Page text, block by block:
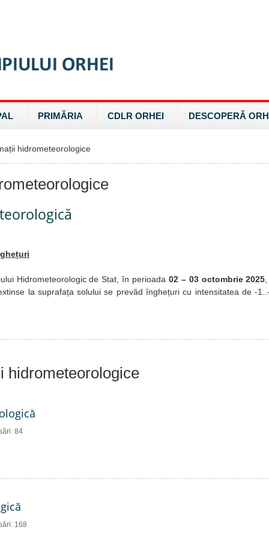
PRIMĂRIA CDLR ORHEI DESCOPERĂ
hidrometeorologice
Hidrometeorologic de Stat, în perioada 02 – 03 octombrie 2025
la suprafața solului se prevăd înghețuri cu intensitatea de -
hidrometeorologice
84
168